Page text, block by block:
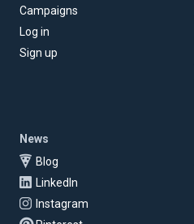
Campaigns
Log in
Sign up
News
Blog
LinkedIn
Instagram